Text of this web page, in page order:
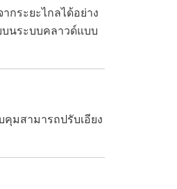
กระยะไกลได้อย่าง
นระบบคลาวด์แบบ
คุมสามารถปรับเอียง